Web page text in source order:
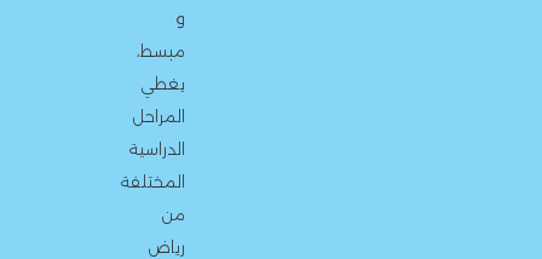
و
مبسط،
يغطي
المراحل
الدراسية
المختلفة
من
رياض